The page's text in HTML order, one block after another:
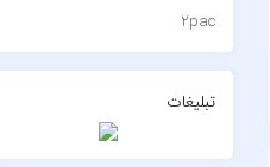
2pac
۷ بندتبلیغات